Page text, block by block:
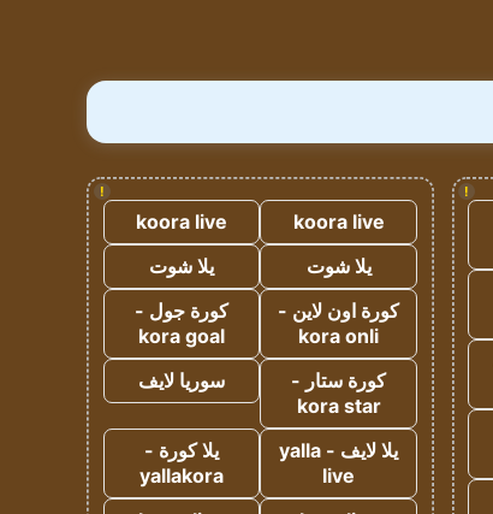
!
!
koora live
koora live
يلا شوت
يلا شوت
كورة اون لاين -
kora onli
كورة جول -
kora goal
كورة ستار -
kora star
سوريا لايف
يلا لايف - yalla
live
يلا كورة -
yallakora